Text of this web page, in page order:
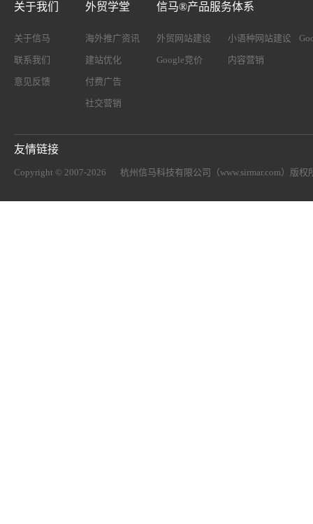
关于我们
关于信马
联系我们
意见反馈
外贸学堂
海外推广资讯
建站优化
付费广告
社交营销
信马®产品服务体系
外贸网站建设 小语种网站建设
Google竞价 内容营销
友情链接
Copyright © 2007-2026 杭州信马科技有限公司（www.sirmar.com） 版权